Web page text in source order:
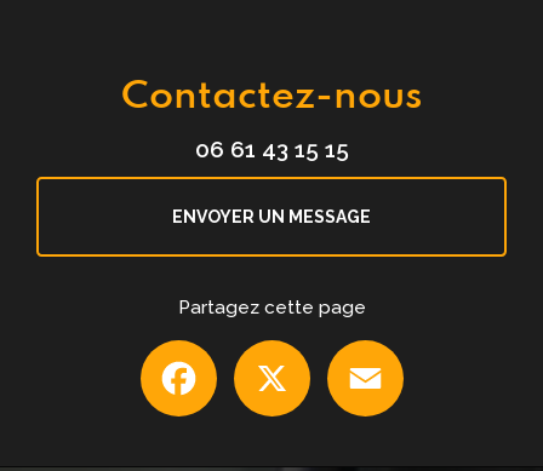
Contactez-nous
06 61 43 15 15
ENVOYER UN MESSAGE
Partagez cette page
Facebook